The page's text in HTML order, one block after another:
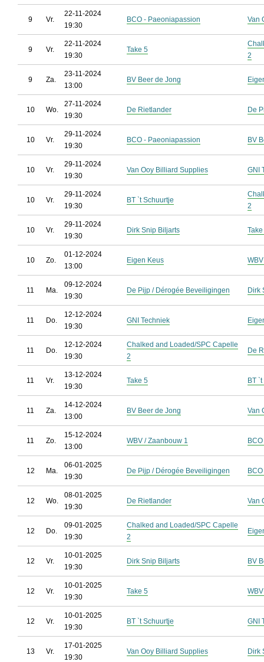
9 Vr.
22-11-2024
19:30
BCO - Paeoniapassion Van
9 Vr.
22-11-2024
19:30
Take 5
2
9 Za.
23-11-2024
13:00
BV Beer de Jong
10 Wo.
27-11-2024
19:30
De Rietlander De
10 Vr.
29-11-2024
19:30
BCO - Paeoniapassion BV
10 Vr.
29-11-2024
19:30
Van Ooy Billiard Supplies GNI
10 Vr.
29-11-2024
19:30
BT `t Schuurtje
2
10 Vr.
29-11-2024
19:30
Dirk Snip Biljarts
10 Zo.
01-12-2024
13:00
Eigen Keus
11 Ma.
09-12-2024
19:30
De Pijp / Dérogée Beveiligingen Dirk
11 Do.
12-12-2024
19:30
GNI Techniek
11 Do.
12-12-2024
19:30
Chalked and Loaded/SPC Capelle
2
De
11 Vr.
13-12-2024
19:30
Take 5 BT
11 Za.
14-12-2024
13:00
BV Beer de Jong Van
11 Zo.
15-12-2024
13:00
WBV / Zaanbouw 1
12 Ma.
06-01-2025
19:30
De Pijp / Dérogée Beveiligingen
12 Wo.
08-01-2025
19:30
De Rietlander Van
12 Do.
09-01-2025
19:30
Chalked and Loaded/SPC Capelle
2
12 Vr.
10-01-2025
19:30
Dirk Snip Biljarts BV
12 Vr.
10-01-2025
19:30
Take 5
12 Vr.
10-01-2025
19:30
BT `t Schuurtje GNI
13 Vr.
17-01-2025
19:30
Van Ooy Billiard Supplies Dirk